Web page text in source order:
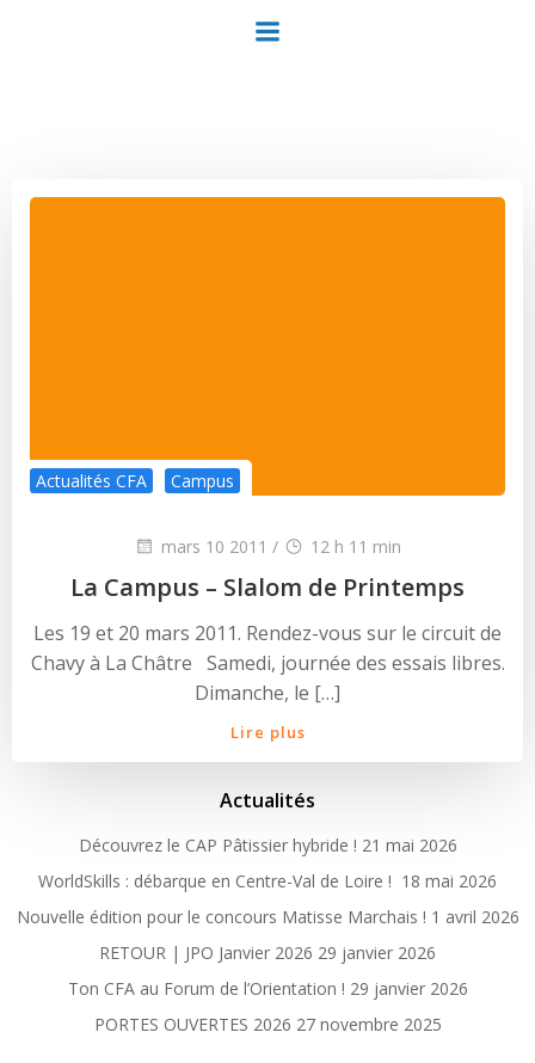
au
Actualités CFA Campus
mars 10 2011 / 12 h 11 min
La Campus – Slalom de Printemps
Les 19 et 20 mars 2011. Rendez-vous sur le circuit de
Chavy à La Châtre Samedi, journée des essais libres.
Dimanche, le […]
Lire plus
Actualités
Découvrez le CAP Pâtissier hybride ! 21 mai 2026
WorldSkills : débarque en Centre-Val de Loire ! 18 mai 2026
Nouvelle édition pour le concours Matisse Marchais ! 1 avril 2026
RETOUR | JPO Janvier 2026 29 janvier 2026
Ton CFA au Forum de l’Orientation ! 29 janvier 2026
PORTES OUVERTES 2026 27 novembre 2025